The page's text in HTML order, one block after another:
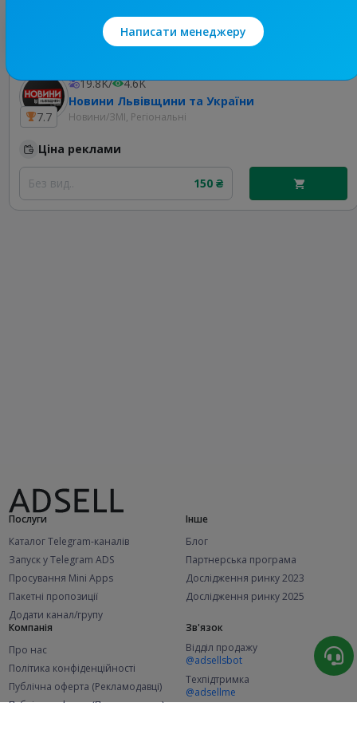
Найкращі за темою
7.7
19.8K/
4.6K
Новини Львівщини та України
Новини/ЗМІ, Регіональні
Ціна реклами
Без вид.. 150 ₴
Послуги
Каталог Telegram-каналів
Запуск у Telegram ADS
Просування Mini Apps
Пакетні пропозиції
Додати канал/групу
Інше
Блог
Партнерська програма
Дослідження ринку 2023
Дослідження ринку 2025
Компанія
Про нас
Політика конфіденційності
Публічна оферта (Рекламодавці)
Публічна оферта (Представники)
Зв'язок
Відділ продажу
@adsellsbot
Техпідтримка
@adsellme
Написати менеджеру